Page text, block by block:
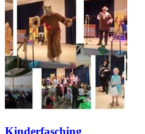
Kinderfasching